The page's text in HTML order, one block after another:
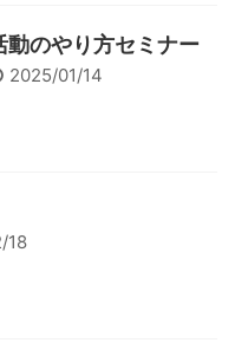
動のやり方セミナー
2025/01/14
18